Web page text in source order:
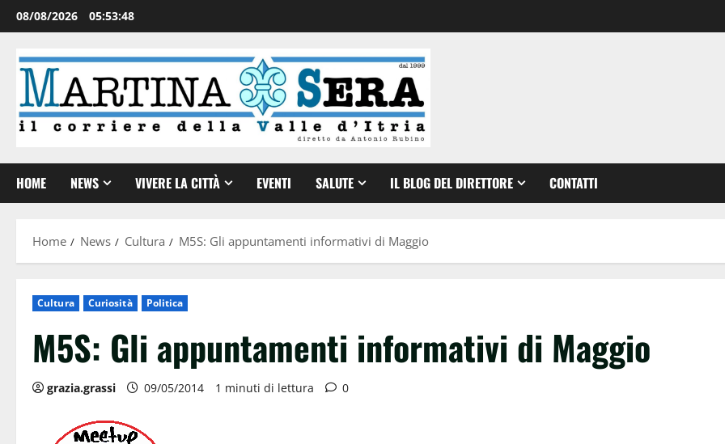
08/08/2026 05:53:48
HOME NEWS VIVERE LA CITTÀ EVENTI SALUTE IL BLOG DEL DIRETTORE CONTATTI
Home News Cultura M5S: Gli appuntamenti informativi di Maggio
Cultura Curiosità Politica
M5S: Gli appuntamenti informativi di Maggio
grazia.grassi 09/05/2014 1 minuti di lettura 0